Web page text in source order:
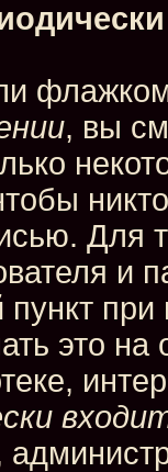
, вы
Для
и
пункт
это